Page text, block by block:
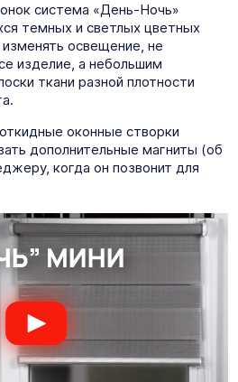
система «День-Ночь»
темных и светлых цветных
освещение, не
изделие, а небольшим
ткани разной плотности
оконные створки
дополнительные магниты (об
когда он позвонит для